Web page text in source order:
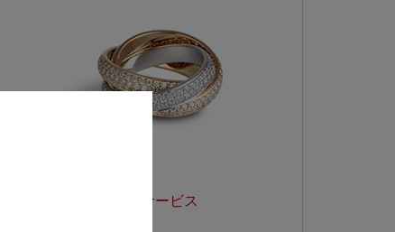
ジュエリー カスタマーサービス